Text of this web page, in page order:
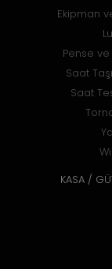
Ekipman
Pense ve
Saat
Saat
KASA /